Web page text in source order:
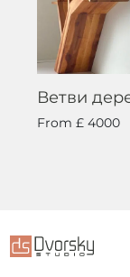
Ветви
From £ 4000